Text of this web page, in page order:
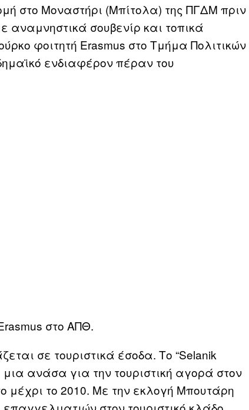
στο Μοναστήρι (Μπίτολα) της ΠΓΔΜ πριν
αναμνηστικά σουβενίρ και τοπικά
φοιτητή Erasmus στο Τμήμα Πολιτικών
ενδιαφέρον πέραν του
στο ΑΠΘ.
σε τουριστικά έσοδα. Το “Selanik
ανάσα για την τουριστική αγορά στον
μέχρι το 2010. Με την εκλογή Μπουτάρη